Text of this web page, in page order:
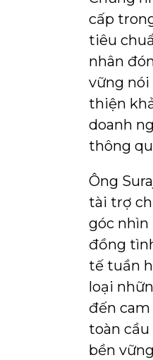
cấp
tiêu
nhân
vững nói
thiện
doanh
thông
Ông
tài trợ
góc
đồng
tế tuần
loại
đến
toàn
bền